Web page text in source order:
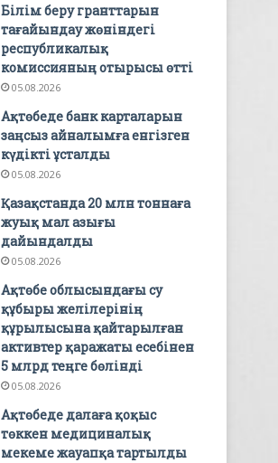
Білім беру гранттарын
тағайындау жөніндегі
республикалық
комиссияның отырысы өтті
05.08.2026
Ақтөбеде банк карталарын
заңсыз айналымға енгізген
күдікті ұсталды
05.08.2026
Қазақстанда 20 млн тоннаға
жуық мал азығы
дайындалды
05.08.2026
Ақтөбе облысындағы су
құбыры желілерінің
құрылысына қайтарылған
активтер қаражаты есебінен
5 млрд теңге бөлінді
05.08.2026
Ақтөбеде далаға қоқыс
төккен медициналық
мекеме жауапқа тартылды